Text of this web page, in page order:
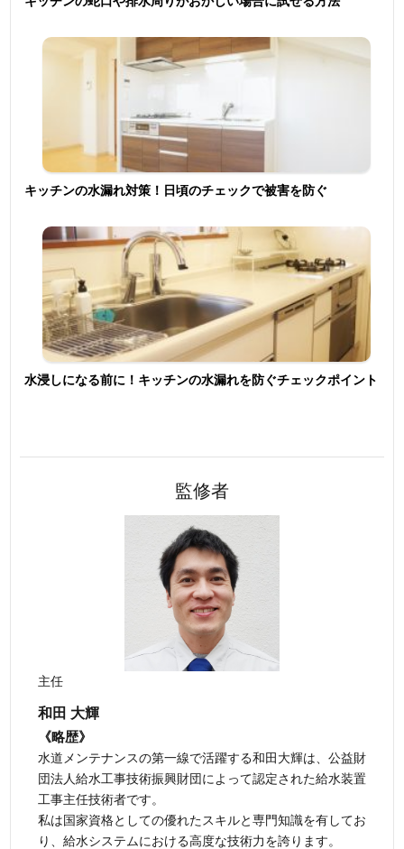
キッチンの水漏れ対策！日頃のチェックで被害を防ぐ
水浸しになる前に！キッチンの水漏れを防ぐチェックポイント
監修者
主任
和田 大輝
《略歴》
水道メンテナンスの第一線で活躍する和田大輝は、公益財
団法人給水工事技術振興財団によって認定された給水装置
工事主任技術者です。
私は国家資格としての優れたスキルと専門知識を有してお
り、給水システムにおける高度な技術力を誇ります。